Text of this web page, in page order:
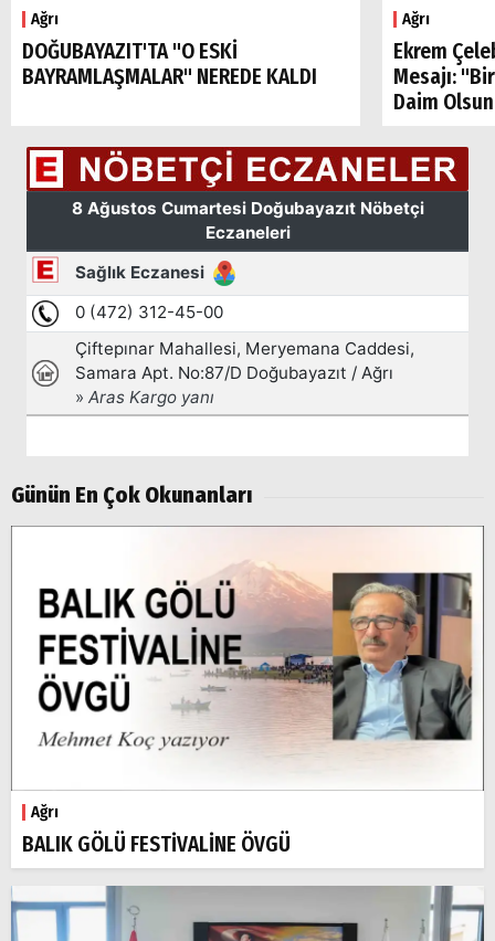
Ağrı
DOĞUBAYAZIT'TA "O ESKİ
BAYRAMLAŞMALAR" NEREDE KALDI
Ağrı
Ekrem
Mesajı:
Daim
Günün En Çok Okunanları
Ağrı
BALIK GÖLÜ FESTİVALİNE ÖVGÜ
Popüler
Aramalar: